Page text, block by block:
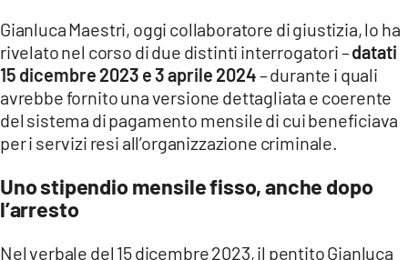
APPLE
Gianluca Maestri, oggi collaboratore di giustizia, lo ha
rivelato nel corso di due distinti interrogatori –datati
15 dicembre 2023 e 3 aprile 2024– durante i quali
avrebbe fornito una versione dettagliata e coerente
del sistema di pagamento mensile di cui beneficiava
per i servizi resi all’organizzazione criminale.
Uno stipendio mensile fisso, anche dopo
l’arresto
Nel verbale del 15 dicembre 2023, il pentito Gianluca